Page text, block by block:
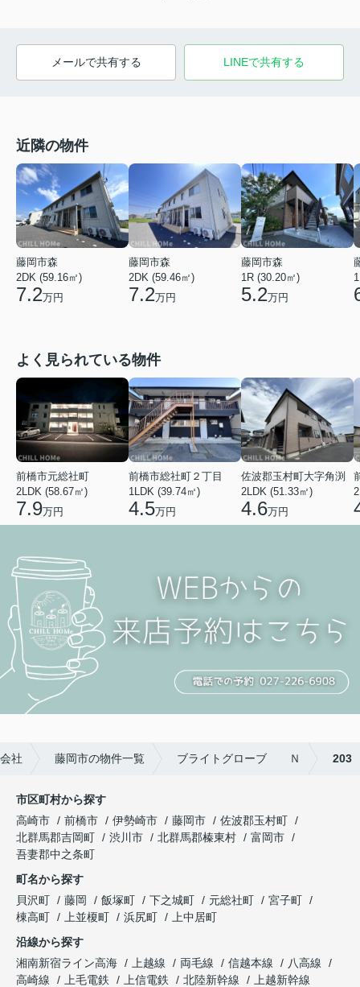
メールで共有する LINEで共有する
近隣の物件
藤岡市森
2DK (59.16㎡)
7.2万円
藤岡市森
2DK (59.46㎡)
7.2万円
藤岡市森
1R (30.20㎡)
5.2万円
よく見られている物件
前橋市元総社町
2LDK (58.67㎡)
7.9万円
前橋市総社町２丁目
1LDK (39.74㎡)
4.5万円
佐波郡玉村町大字角渕
2LDK (51.33㎡)
4.6万円
社 藤岡市の物件一覧 ブライトグローブ Ｎ 203
市区町村から探す
高崎市
前橋市 伊勢崎市 藤岡市
佐波郡玉村町
北群馬郡吉岡町
渋川市 北群馬郡榛東村
富岡市
吾妻郡中之条町
町名から探す
貝沢町
藤岡 飯塚町 下之城町 元総社町
宮子町
棟高町
上並榎町 浜尻町
上中居町
沿線から探す
湘南新宿ライン高海
上越線 両毛線 信越本線
八高線
高崎線
上毛電鉄 上信電鉄 北陸新幹線
上越新幹線